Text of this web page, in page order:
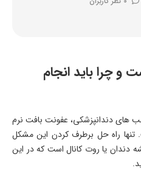
چرا باید انجام
های دندانپزشکی، عفونت بافت نرم
راه حل برطرف کردن این مشکل
یا روت کانال است که در این